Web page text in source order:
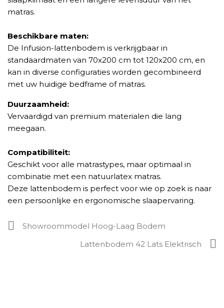
matras.
Beschikbare maten:
De Infusion-lattenbodem is verkrijgbaar in
standaardmaten van 70x200 cm tot 120x200 cm, en
kan in diverse configuraties worden gecombineerd
met uw huidige bedframe of matras.
Duurzaamheid:
Vervaardigd van premium materialen die lang
meegaan.
Compatibiliteit:
Geschikt voor alle matrastypes, maar optimaal in
combinatie met een natuurlatex matras.
Deze lattenbodem is perfect voor wie op zoek is naar
een persoonlijke en ergonomische slaapervaring.
Showroommodel Hoog-Laag Bodem
Lattenbodem 42 Lats Elektrisch